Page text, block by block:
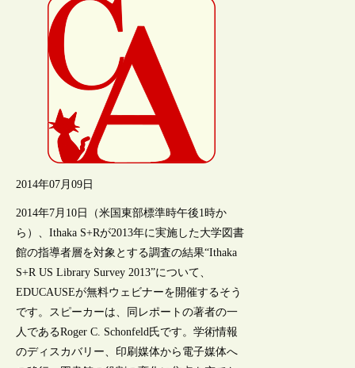
2014年07月09日
2014年7月10日（米国東部標準時午後1時か
ら）、Ithaka S+Rが2013年に実施した大学図書
館の指導者層を対象とする調査の結果“Ithaka
S+R US Library Survey 2013”について、
EDUCAUSEが無料ウェビナーを開催するそう
です。スピーカーは、同レポートの著者の一
人であるRoger C. Schonfeld氏です。学術情報
のディスカバリー、印刷媒体から電子媒体へ